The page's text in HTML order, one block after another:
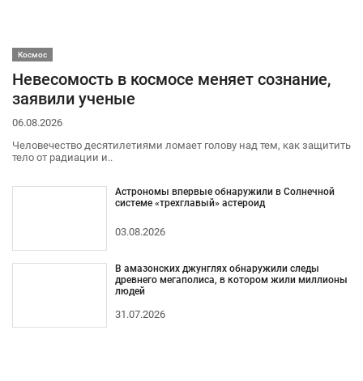
Космос
Невесомость в космосе меняет сознание,
заявили ученые
06.08.2026
Человечество десятилетиями ломает голову над тем, как защитить
тело от радиации и..
Астрономы впервые обнаружили в Солнечной
системе «трехглавый» астероид
03.08.2026
В амазонских джунглях обнаружили следы
древнего мегаполиса, в котором жили миллионы
людей
31.07.2026